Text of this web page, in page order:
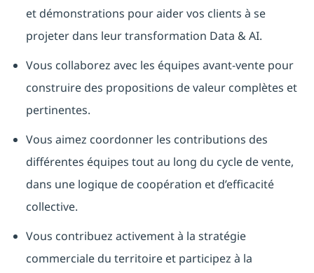
et démonstrations pour aider vos clients à se
projeter dans leur transformation Data & AI.
Vous collaborez avec les équipes avant‑vente pour
construire des propositions de valeur complètes et
pertinentes.
Vous aimez coordonner les contributions des
différentes équipes tout au long du cycle de vente,
dans une logique de coopération et d’efficacité
collective.
Vous contribuez activement à la stratégie
commerciale du territoire et participez à la